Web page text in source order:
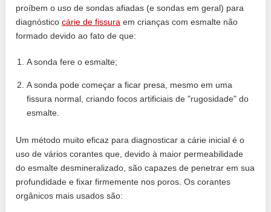
proíbem o uso de sondas afiadas (e sondas em geral) para
diagnósticocárie de fissura em crianças com esmalte não
formado devido ao fato de que:
A sonda fere o esmalte;
A sonda pode começar a ficar presa, mesmo em uma
fissura normal, criando focos artificiais de "rugosidade" do
esmalte.
Um método muito eficaz para diagnosticar a cárie inicial é o
uso de vários corantes que, devido à maior permeabilidade
do esmalte desmineralizado, são capazes de penetrar em sua
profundidade e fixar firmemente nos poros. Os corantes
orgânicos mais usados ​​são: